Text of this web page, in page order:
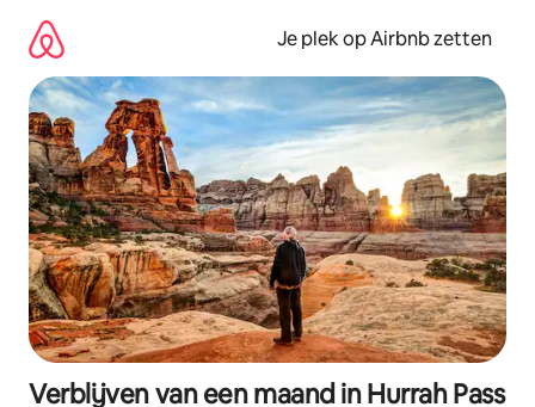
direct
naar
inhoud
Je plek op Airbnb zetten
Verblijven van een maand in Hurrah Pass